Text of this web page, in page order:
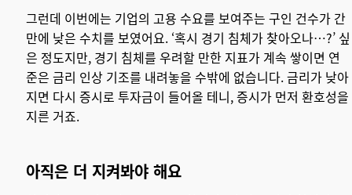
그런데 이번에는 기업의 고용 수요를 보여주는 구인 건수가 간
만에 낮은 수치를 보였어요. ‘혹시 경기 침체가 찾아오나…?’ 싶
은 정도지만, 경기 침체를 우려할 만한 지표가 계속 쌓이면 연
준은 금리 인상 기조를 내려놓을 수밖에 없습니다. 금리가 낮아
지면 다시 증시로 투자금이 들어올 테니, 증시가 먼저 환호성을
지른 거죠.
아직은 더 지켜봐야 해요